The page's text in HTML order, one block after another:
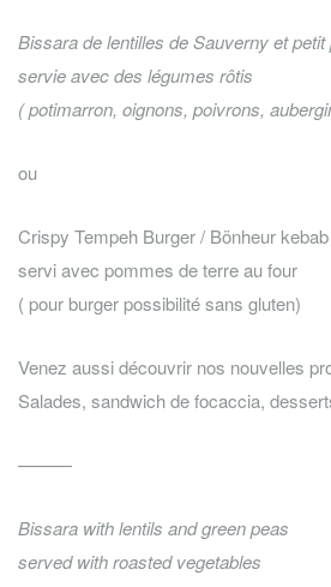
Bissara de lentilles de Sauverny et petit
servie avec des légumes rôtis
( potimarron, oignons, poivrons,
ou
Crispy Tempeh Burger / Bönheur kebab
servi avec pommes de terre au four
( pour burger possibilité sans gluten)
Venez aussi découvrir nos nouvelles
Salades, sandwich de focaccia,
———
Bissara with lentils and green peas
served with roasted vegetables